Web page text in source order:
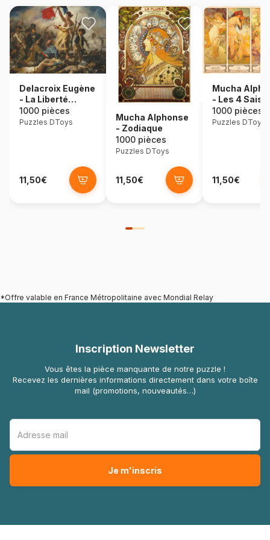
Delacroix Eugène
- La Liberté
Guidant le Peuple
1000 pièces
Puzzles DToys
11,50€
Mucha Alphonse
- Zodiaque
1000 pièces
Puzzles DToys
11,50€
Mucha
- Les 4
1000 pièces
Puzzles DToys
11,50€
*Offre valable en France Métropolitaine avec Mondial Relay
Inscription Newsletter
Vous êtes la pièce manquante de notre puzzle !
Recevez les dernières informations directement dans votre boîte
mail (promotions, nouveautés…)